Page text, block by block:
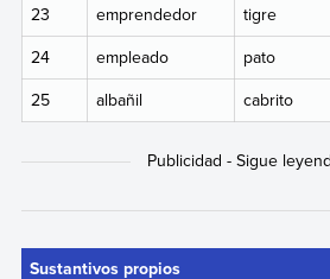
23
emprendedor tigre
24
empleado pato
25
albañil cabrito
Sustantivos propios